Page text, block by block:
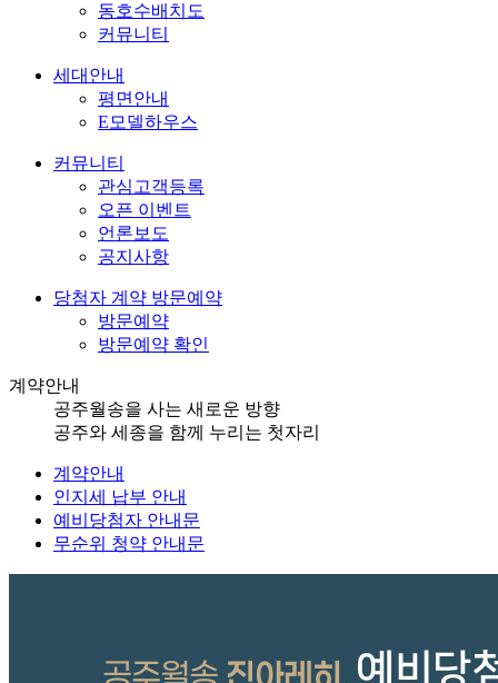
동호수배치도
커뮤니티
세대안내
평면안내
E모델하우스
커뮤니티
관심고객등록
오픈 이벤트
언론보도
공지사항
당첨자 계약 방문예약
방문예약
방문예약 확인
계약안내
공주월송을 사는 새로운 방향
공주와 세종을 함께 누리는 첫자리
계약안내
인지세 납부 안내
예비당첨자 안내문
무순위 청약 안내문